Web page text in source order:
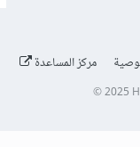
مركز المساعدة
© 2025